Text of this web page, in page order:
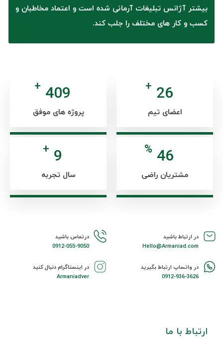
بیشتر آژانس تبلیغات آرمانی شده است و اعتماد مخاطبان و
کسب و کار های مختلف را جلب کند.
32
+
اعضای تیم
506
+
پروژه های موفق
57
%
مشتریان راضی
12
+
سال تجربه
در ارتباط باشید
Hello@Armaniad.com
درتماس باشید
0912-055-9050
در واتساپ ارتباط بگیرید
0912-936-3626
در اینستاگرام دنبال کنید
Armaniadver
ارتباط با ما